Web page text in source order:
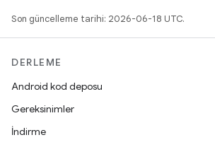
Son güncelleme tarihi: 2026-06-18 UTC.
DERLEME
Android kod deposu
Gereksinimler
İndirme